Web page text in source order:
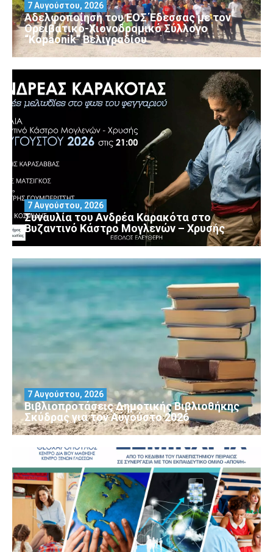
Αδελφοποίηση του ΕΟΣ Έδεσσας με τον
Ορειβατικό-Χιονοδρομικό Σύλλογο
“Kopaonik” Βελιγραδίου
7 Αυγούστου, 2026
Συναυλία του Ανδρέα Καρακότα στο
Βυζαντινό Κάστρο Μογλενών – Χρυσής
7 Αυγούστου, 2026
Βιβλιοπροτάσεις Δημοτικής Βιβλιοθήκης
Σκύδρας για τον Αύγούστο 2026
7 Αυγούστου, 2026